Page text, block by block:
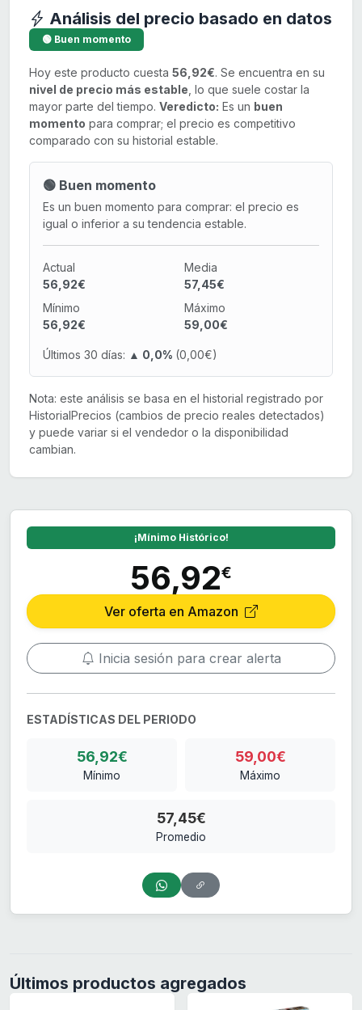
Análisis del precio basado en datos
🟢 Buen momento
Hoy este producto cuesta 56,92€. Se encuentra en su
nivel de precio más estable , lo que suele costar la
mayor parte del tiempo. Veredicto: Es un buen
momento para comprar; el precio es competitivo
comparado con su historial estable.
🟢 Buen momento
Es un buen momento para comprar: el precio es
igual o inferior a su tendencia estable.
Actual
56,92€
Media
57,45€
Mínimo
56,92€
Máximo
59,00€
Últimos 30 días: ▲ 0,0% (0,00€)
Nota: este análisis se basa en el historial registrado por
HistorialPrecios (cambios de precio reales detectados)
y puede variar si el vendedor o la disponibilidad
cambian.
¡Mínimo Histórico!
56,92€
Ver oferta en Amazon
Inicia sesión para crear alerta
ESTADÍSTICAS DEL PERIODO
56,92€
Mínimo
59,00€
Máximo
57,45€
Promedio
Últimos productos agregados